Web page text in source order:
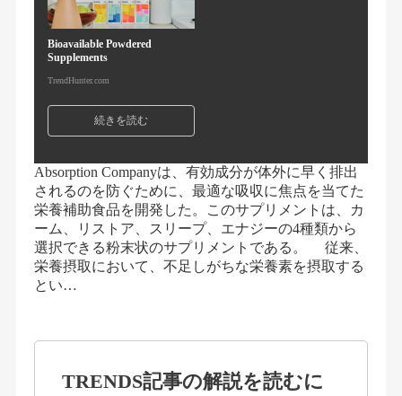
Bioavailable Powdered
Supplements
TrendHunter.com
続きを読む
Absorption Companyは、有効成分が体外に早く排出
されるのを防ぐために、最適な吸収に焦点を当てた
栄養補助食品を開発した。このサプリメントは、カ
ーム、リストア、スリープ、エナジーの4種類から
選択できる粉末状のサプリメントである。 従来、
栄養摂取において、不足しがちな栄養素を摂取する
とい…
TRENDS記事の解説を読むに